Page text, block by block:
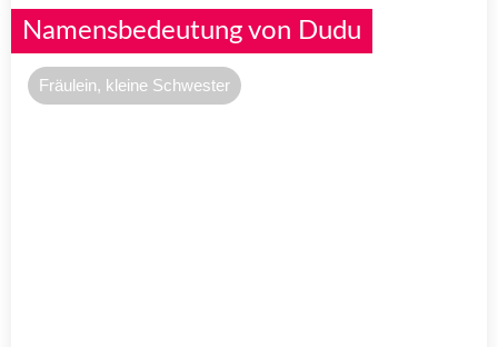
Namensbedeutung von Dudu
Fräulein, kleine Schwester